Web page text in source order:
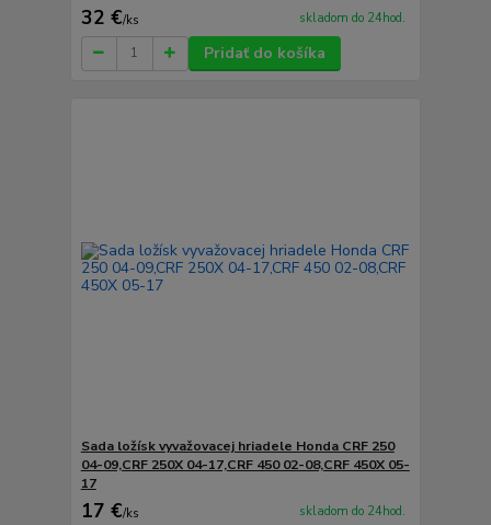
32 €/ks skladom do 24hod.
Pridať do košíka
Sada ložísk vyvažovacej hriadele Honda CRF 250
04-09,CRF 250X 04-17,CRF 450 02-08,CRF 450X 05-
17
17 €/ks skladom do 24hod.